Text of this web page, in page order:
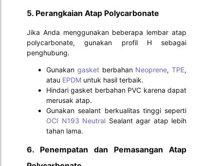
5. Perangkaian Atap Polycarbonate
Jika Anda menggunakan beberapa lembar atap
polycarbonate, gunakan profil H sebagai
penghubung.
Gunakan gasketberbahan Neoprene, TPE,
atau EPDM untuk hasil terbaik.
Hindari gasket berbahan PVC karena dapat
merusak atap.
Gunakan sealant berkualitas tinggi seperti
OCI N193 Neutral Sealant agar atap lebih
tahan lama.
6. Penempatan dan Pemasangan Atap